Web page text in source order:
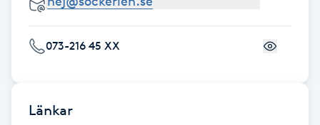
Fransk manikyr
Fransrengöring
073-216 45 XX
Länkar